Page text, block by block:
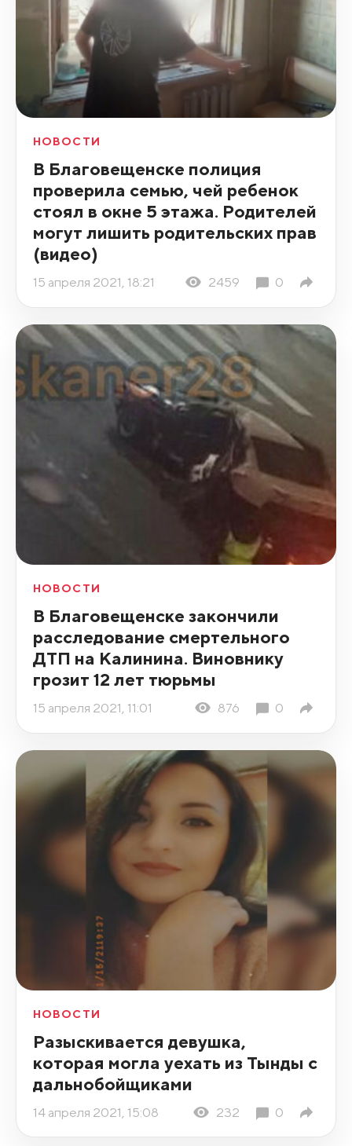
НОВОСТИ
В Благовещенске полиция
проверила семью, чей ребенок
стоял в окне 5 этажа. Родителей
могут лишить родительских прав
(видео)
15 апреля 2021, 18:21 2459 0
НОВОСТИ
В Благовещенске закончили
расследование смертельного
ДТП на Калинина. Виновнику
грозит 12 лет тюрьмы
15 апреля 2021, 11:01 876 0
НОВОСТИ
Разыскивается девушка,
которая могла уехать из Тынды с
дальнобойщиками
14 апреля 2021, 15:08 232 0